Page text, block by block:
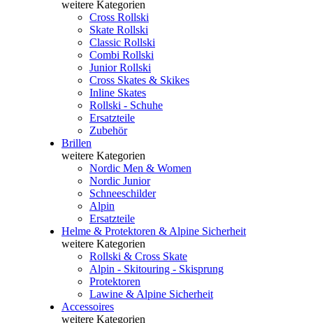
weitere Kategorien
Cross Rollski
Skate Rollski
Classic Rollski
Combi Rollski
Junior Rollski
Cross Skates & Skikes
Inline Skates
Rollski - Schuhe
Ersatzteile
Zubehör
Brillen
weitere Kategorien
Nordic Men & Women
Nordic Junior
Schneeschilder
Alpin
Ersatzteile
Helme & Protektoren & Alpine Sicherheit
weitere Kategorien
Rollski & Cross Skate
Alpin - Skitouring - Skisprung
Protektoren
Lawine & Alpine Sicherheit
Accessoires
weitere Kategorien